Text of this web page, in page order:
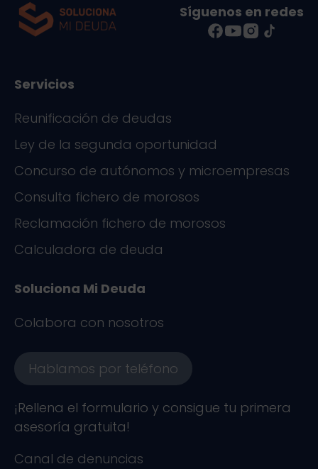
o
Síguenos en redes
Servicios
Reunificación de deudas
Ley de la segunda oportunidad
Concurso de autónomos y microempresas
Consulta fichero de morosos
Reclamación fichero de morosos
Calculadora de deuda
Soluciona Mi Deuda
Colabora con nosotros
Hablamos por teléfono
¡Rellena el formulario y consigue tu primera
asesoría gratuita!
Canal de denuncias